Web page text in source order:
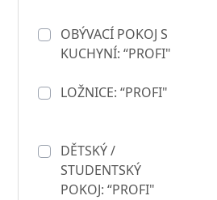
OBÝVACÍ POKOJ S
KUCHYNÍ: “PROFI"
LOŽNICE: “PROFI"
DĚTSKÝ /
STUDENTSKÝ
POKOJ: “PROFI"